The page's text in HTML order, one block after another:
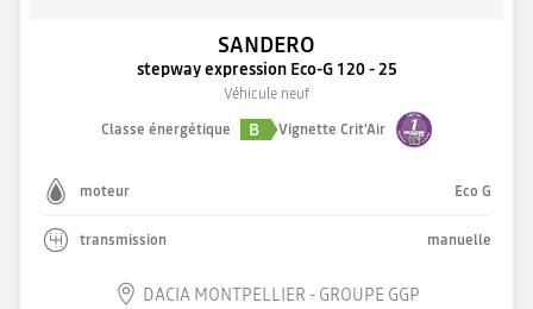
SANDERO
stepway expression Eco-G 120 - 25
Véhicule neuf
Classe énergétique
B Vignette Crit'Air
moteur Eco G
transmission manuelle
DACIA MONTPELLIER - GROUPE GGP